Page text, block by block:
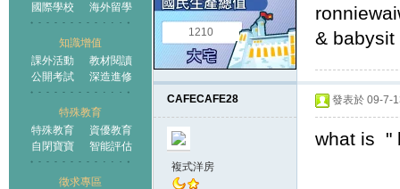
國際學校
海外留學
知識增值
課外活動
教材閱讀
公開考試
深造進修
特殊教育
特殊教育
資優教育
自閉寶寶
智能評估
徵求專區
1210
& babysit
CAFECAFE28
複式洋房
發表於 09-7-
what is "